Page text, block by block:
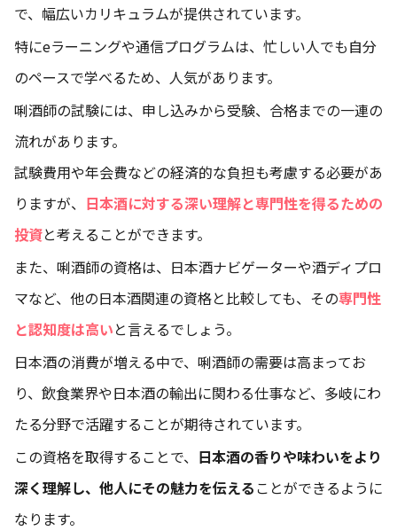
で、幅広いカリキュラムが提供されています。
特にeラーニングや通信プログラムは、忙しい人でも自分
のペースで学べるため、人気があります。
唎酒師の試験には、申し込みから受験、合格までの一連の
流れがあります。
試験費用や年会費などの経済的な負担も考慮する必要があ
りますが、 日本酒に対する深い理解と専門性を得るための
投資と考えることができます。
また、唎酒師の資格は、日本酒ナビゲーターや酒ディプロ
マなど、他の日本酒関連の資格と比較しても、その専門性
と認知度は高いと言えるでしょう。
日本酒の消費が増える中で、唎酒師の需要は高まってお
り、飲食業界や日本酒の輸出に関わる仕事など、多岐にわ
たる分野で活躍することが期待されています。
この資格を取得することで、 日本酒の香りや味わいをより
深く理解し、他人にその魅力を伝える ことができるように
なります。